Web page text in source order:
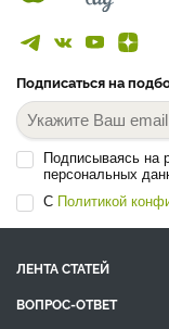
Подписаться на
Подписываясь на
персональных
С Политикой
ЛЕНТА СТАТЕЙ
ВОПРОС-ОТВЕТ